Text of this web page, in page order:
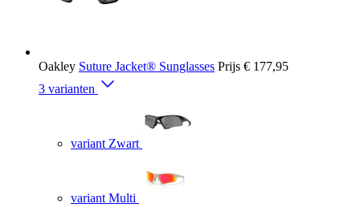
Oakley Suture Jacket® Sunglasses Prijs € 177,95
3 varianten
variant Zwart
variant Multi